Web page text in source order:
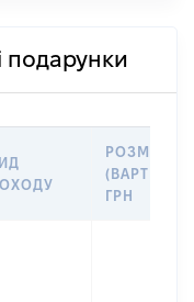
подарунки
РОЗМІР
(ВАРТІСТЬ),
ГРН